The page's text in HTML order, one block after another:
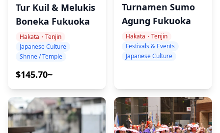
Tur Kuil & Melukis
Boneka Fukuoka
Hakata・Tenjin
Japanese Culture
Shrine / Temple
$145.70~
Turnamen Sumo
Agung Fukuoka
Hakata・Tenjin
Festivals & Events
Japanese Culture